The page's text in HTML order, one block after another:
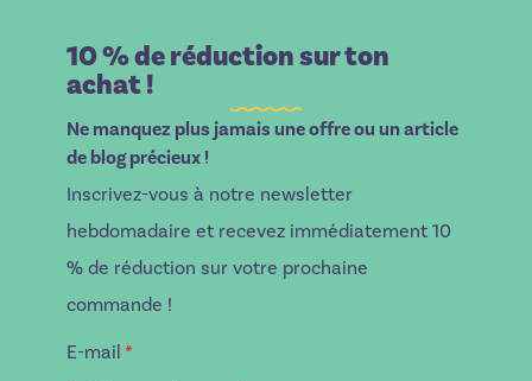
10 % de réduction sur ton
achat !
Ne manquez plus jamais une offre ou un article
de blog précieux !
Inscrivez-vous à notre newsletter
hebdomadaire et recevez immédiatement 10
% de réduction sur votre prochaine
commande !
E-mail *